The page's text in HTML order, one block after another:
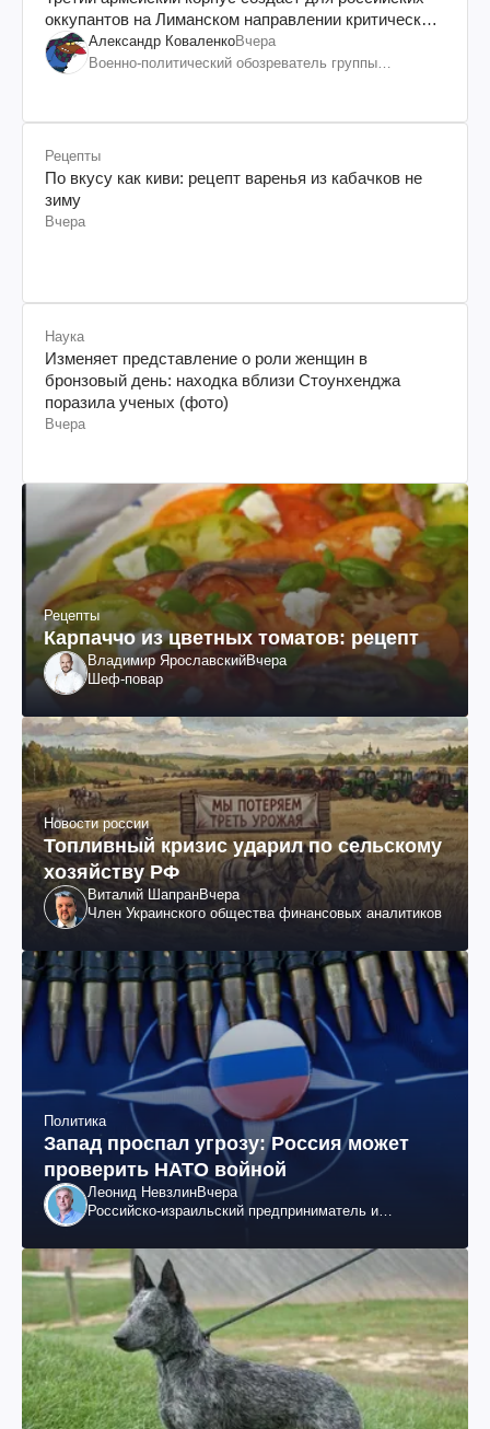
оккупантов на Лиманском направлении критический
дискомфорт: как это удалось
Александр КоваленкоВчера
Военно-политический обозреватель группы
Рецепты
По вкусу как киви: рецепт варенья из кабачков не
зиму
Вчера
Наука
Изменяет представление о роли женщин в
бронзовый день: находка вблизи Стоунхенджа
поразила ученых (фото)
Вчера
Рецепты
Карпаччо из цветных томатов: рецепт
Владимир ЯрославскийВчера
Шеф-повар
Новости россии
Топливный кризис ударил по сельскому
хозяйству РФ
Виталий ШапранВчера
Член Украинского общества финансовых аналитиков
Политика
Запад проспал угрозу: Россия может
проверить НАТО войной
Леонид НевзлинВчера
Российско-израильский предприниматель и
"ЮКОСа"